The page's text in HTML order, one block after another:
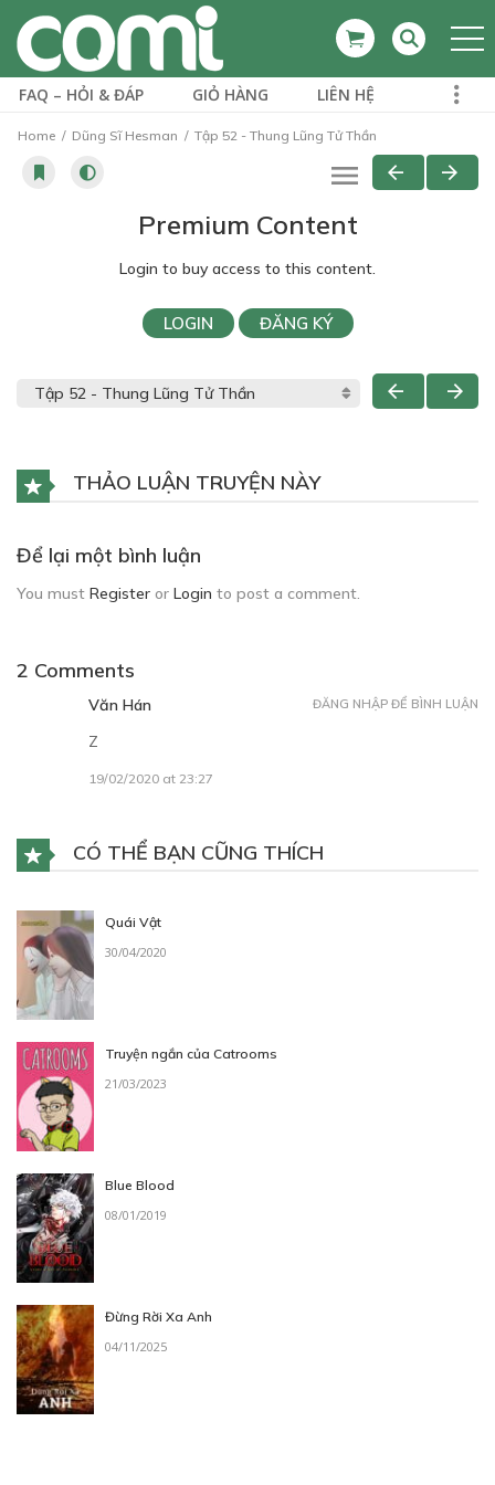
FAQ – HỎI & ĐÁP GIỎ HÀNG LIÊN HỆ
Home Dũng Sĩ Hesman Tập 52 - Thung Lũng Tử Thần
Premium Content
Login to buy access to this content.
LOGIN ĐĂNG KÝ
THẢO LUẬN TRUYỆN NÀY
Để lại một bình luận
You must Register or Login to post a comment.
2 Comments
Văn Hán
Z
19/02/2020 at 23:27
ĐĂNG NHẬP ĐỂ BÌNH LUẬN
CÓ THỂ BẠN CŨNG THÍCH
Quái Vật
30/04/2020
Truyện ngắn của Catrooms
21/03/2023
Blue Blood
08/01/2019
Đừng Rời Xa Anh
04/11/2025